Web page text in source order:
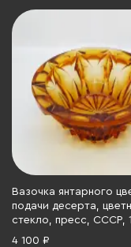
Вазочка янтарного
подачи десерта,
стекло, пресс, СССР,
1990 гг.
4 100 ₽